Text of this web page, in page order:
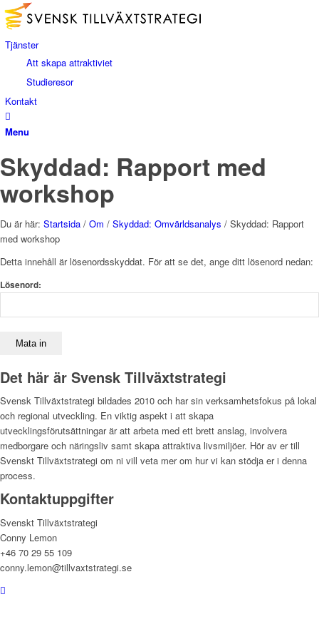
Tjänster
Att skapa attraktiviet
Studieresor
Kontakt
Menu
Skyddad: Rapport med
workshop
Du är här: Startsida / Om / Skyddad: Omvärldsanalys / Skyddad: Rapport
med workshop
Detta innehåll är lösenordsskyddat. För att se det, ange ditt lösenord nedan:
Lösenord:
Det här är Svensk Tillväxtstrategi
Svensk Tillväxtstrategi bildades 2010 och har sin verksamhetsfokus på lokal
och regional utveckling. En viktig aspekt i att skapa
utvecklingsförutsättningar är att arbeta med ett brett anslag, involvera
medborgare och näringsliv samt skapa attraktiva livsmiljöer. Hör av er till
Svenskt Tillväxtstrategi om ni vill veta mer om hur vi kan stödja er i denna
process.
Kontaktuppgifter
Svenskt Tillväxtstrategi
Conny Lemon
+46 70 29 55 109
conny.lemon@tillvaxtstrategi.se